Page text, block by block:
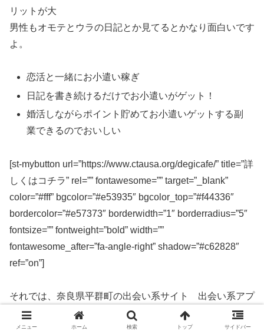
リットが大
男性もオモテとウラの日記とか見てるとかなり面白いです
よ。
恋活と一緒にお小遣い稼ぎ
日記を書き続けるだけでお小遣いがゲット！
婚活しながらポイント貯めてお小遣いゲットする副
業できるのでおいしい
[st-mybutton url=”https://www.ctausa.org/degicafe/” title=”詳
しくはコチラ” rel=”” fontawesome=”” target=”_blank”
color=”#fff” bgcolor=”#e53935″ bgcolor_top=”#f44336″
bordercolor=”#e57373″ borderwidth=”1″ borderradius=”5″
fontsize=”” fontweight=”bold” width=””
fontawesome_after=”fa-angle-right” shadow=”#c62828″
ref=”on”]
それでは、奈良県平群町の出会い系サイト 出会い系アプ
リを実際に使ってみた感想などを解説します。
メニュー ホーム 検索 トップ サイドバー